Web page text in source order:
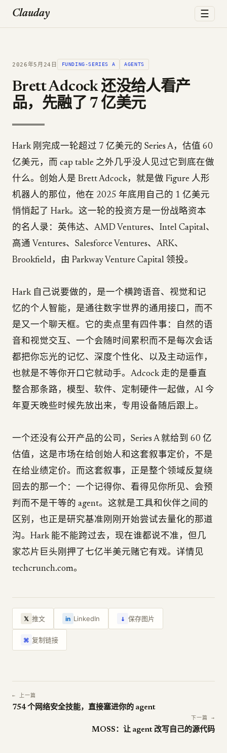
Clauday ☰
2026年5月24日 FUNDING-SERIES A AGENTS
Brett Adcock 还没给人看产
品，先融了 7 亿美元
Hark 刚完成一轮超过 7 亿美元的 Series A，估值 60
亿美元，而 cap table 之外几乎没人见过它到底在做
什么。创始人是 Brett Adcock，就是做 Figure 人形
机器人的那位，他在 2025 年底用自己的 1 亿美元
悄悄起了 Hark。这一轮的投资方是一份战略资本
的名人录：英伟达、AMD Ventures、Intel Capital、
高通 Ventures、Salesforce Ventures、ARK、
Brookfield，由 Parkway Venture Capital 领投。
Hark 自己说要做的，是一个横跨语音、视觉和记
忆的个人智能，是通往数字世界的通用接口，而不
是又一个聊天框。它的卖点里有四件事：自然的语
音和视觉交互、一个会随时间累积而不是每次会话
都把你忘光的记忆、深度个性化、以及主动运作，
也就是不等你开口它就动手。Adcock 走的是垂直
整合那条路，模型、软件、定制硬件一起做，AI 今
年夏天晚些时候先放出来，专用设备随后跟上。
一个还没有公开产品的公司，Series A 就给到 60 亿
估值，这是市场在给创始人和这套叙事定价，不是
在给业绩定价。而这套叙事，正是整个领域反复绕
回去的那一个：一个记得你、看得见你所见、会预
判而不是干等的 agent。这就是工具和伙伴之间的
区别，也正是研究基准刚刚开始尝试去量化的那道
沟。Hark 能不能跨过去，现在谁都说不准，但几
家芯片巨头刚押了七亿半美元赌它有戏。详情见
techcrunch.com。
𝕏 推文 in LinkedIn ↓ 保存图片
⌘ 复制链接
← 上一篇
754 个网络安全技能，直接塞进你的 agent
下一篇 →
MOSS：让 agent 改写自己的源代码